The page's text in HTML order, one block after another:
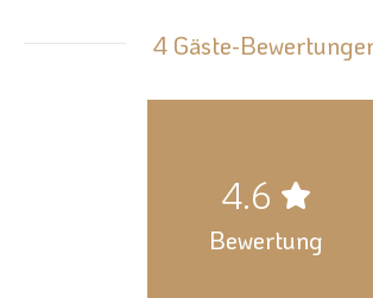
4 Gäste-
4.6
Bewertung